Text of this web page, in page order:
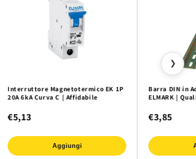
Interruttore Magnetotermico EK 1P
20A 6kA Curva C | Affidabile
€5,13
Aggiungi
Barra DIN in
ELMARK |
€3,85
❯